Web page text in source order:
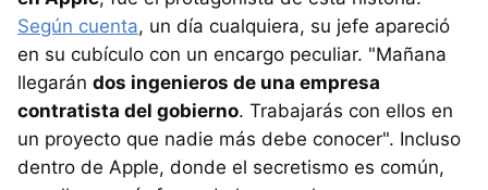
Según cuenta, un día cualquiera, su jefe apareció
en su cubículo con un encargo peculiar. "Mañana
llegarán dos ingenieros de una empresa
contratista del gobierno. Trabajarás con ellos en
un proyecto que nadie más debe conocer". Incluso
dentro de Apple, donde el secretismo es común,